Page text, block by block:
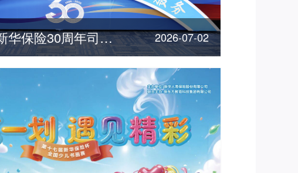
"三优"惠民！新华保险30周年司庆重磅产品发布 2026-07-02